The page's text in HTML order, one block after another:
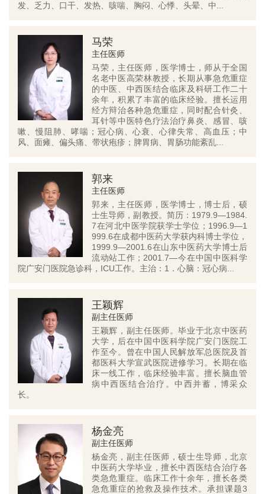
发、乏力、口干、发热、咳喘、胸闷、心悸、头晕、中...
马荣
主任医师
马荣，主任医师，医学博士，师从于全国
名老中医高荣林教授，长期从事急危重症
的中医、中西医结合临床及科研工作二十
余年，积累了丰富的临床经验。擅长运用
经方辩治各种急危重症，同时配合针灸、
耳针等中医特色疗法治疗鼻炎、感冒、咳
嗽、慢阻肺、哮喘；冠心病、心衰、心律失常、高血压；中
风、面瘫、偏头痛、带状疱疹；脾胃病、胃肠功能紊乱...
郭来
主任医师
郭来，主任医师，医学博士，博士后，硕
士生导师，副教授。简历：1979.9—1984.
7在河北中医学院获学士学位；1996.9—1
999.6在成都中医药大学获内科博士学位，
1999.9—2001.6在山东中医药大学博士后
流动站工作；2001.7—今在中国中医科学
院广安门医院急诊科，ICU工作。主治：1．心脑：冠心病...
王颖辉
副主任医师
王颖辉，副主任医师。毕业于北京中医药
大学，后在中国中医科学院广安门医院工
作至今。曾在中国人民解放军总医院及首
都医科大学宣武医院进修学习。长期在临
床一线工作，临床经验丰富。擅长脑血管
病中西医结合治疗。中西并蓄，博采众
长。
杨金亮
副主任医师
杨金亮，副主任医师，硕士生导师，北京
中医药大学毕业，擅长中西医结合治疗各
类急危重症。临床工作十余年，擅长各类
急危重症的抢救及操作技术。承担课题3